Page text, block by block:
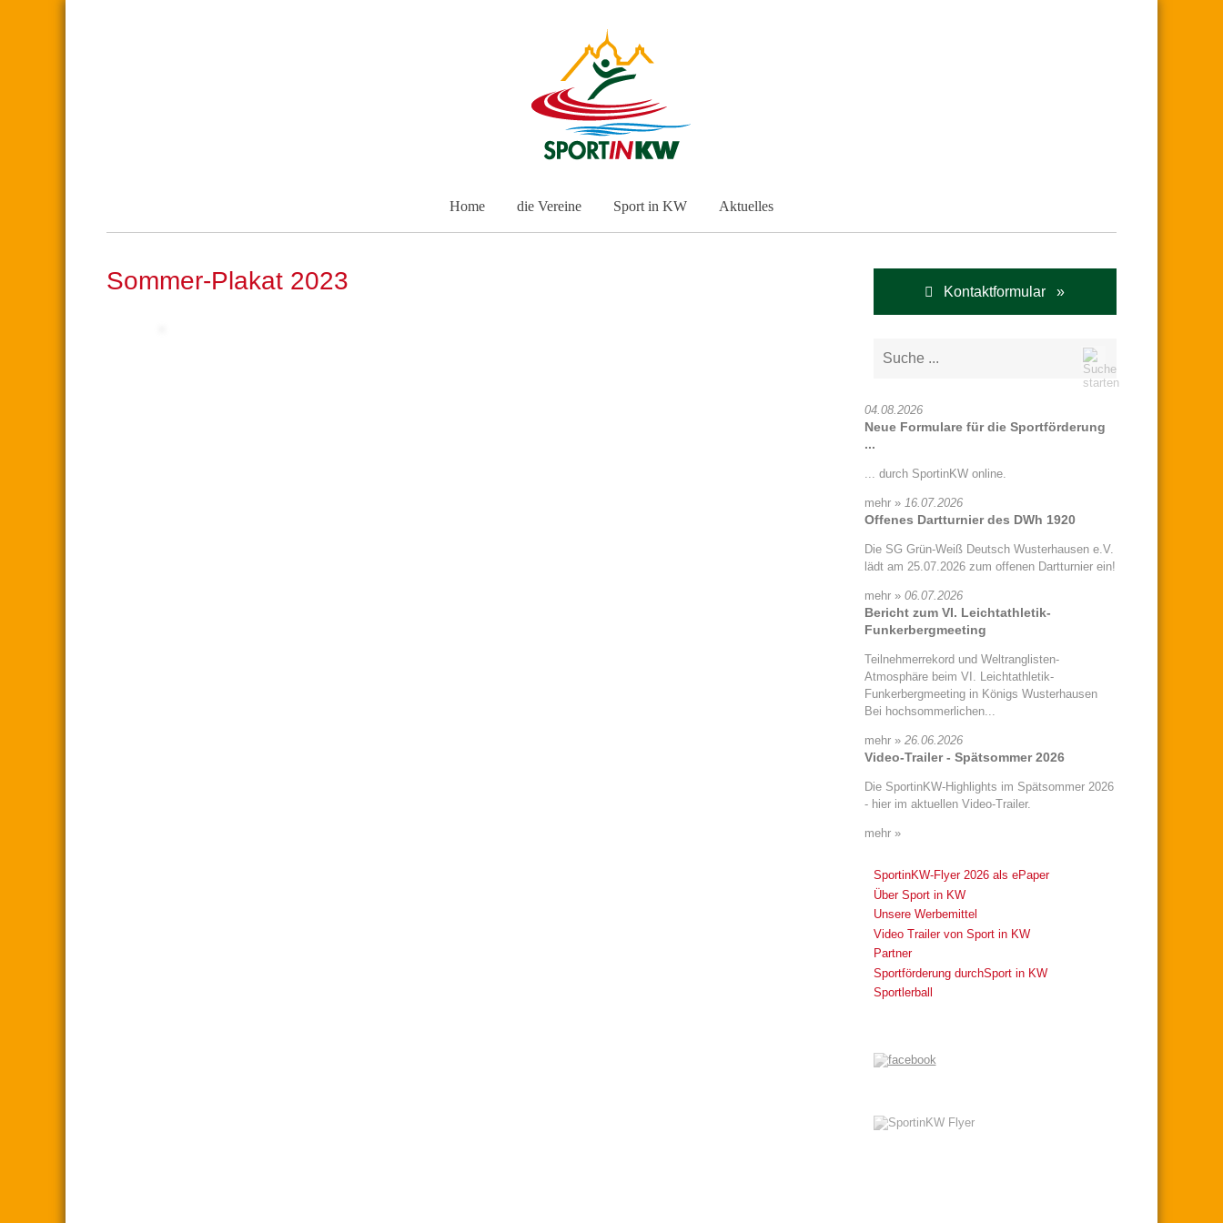
Home die Vereine Sport in KW Aktuelles
Sommer-Plakat 2023 Kontaktformular »
04.08.2026
Neue Formulare für die Sportförderung
...
... durch SportinKW online.
mehr » 16.07.2026
Offenes Dartturnier des DWh 1920
Die SG Grün-Weiß Deutsch Wusterhausen e.V.
lädt am 25.07.2026 zum offenen Dartturnier ein!
mehr » 06.07.2026
Bericht zum VI. Leichtathletik-
Funkerbergmeeting
Teilnehmerrekord und Weltranglisten-
Atmosphäre beim VI. Leichtathletik-
Funkerbergmeeting in Königs Wusterhausen
Bei hochsommerlichen...
mehr » 26.06.2026
Video-Trailer - Spätsommer 2026
Die SportinKW-Highlights im Spätsommer 2026
- hier im aktuellen Video-Trailer.
mehr »
SportinKW-Flyer 2026 als ePaper
Über Sport in KW
Unsere Werbemittel
Video Trailer von Sport in KW
Partner
Sportförderung durchSport in KW
Sportlerball